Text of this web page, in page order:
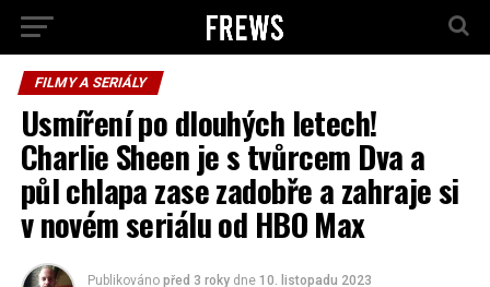
FILMY A SERIÁLY
Usmíření po dlouhých letech!
Charlie Sheen je s tvůrcem Dva a
půl chlapa zase zadobře a zahraje si
v novém seriálu od HBO Max
Publikováno před 3 roky dne 10. listopadu 2023